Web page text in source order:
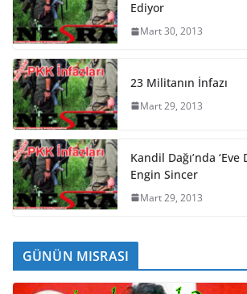
Ediyor
Mart 30, 2013
23 Militanın İnfazı
Mart 29, 2013
Kandil Dağı’nda ‘Eve
Engin Sincer
Mart 29, 2013
GÜNÜN MISRASI